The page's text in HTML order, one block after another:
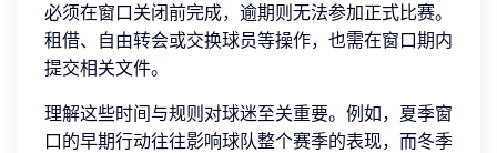
必须在窗口关闭前完成，逾期则无法参加正式比赛。
租借、自由转会或交换球员等操作，也需在窗口期内
提交相关文件。
理解这些时间与规则对球迷至关重要。例如，夏季窗
口的早期行动往往影响球队整个赛季的表现，而冬季